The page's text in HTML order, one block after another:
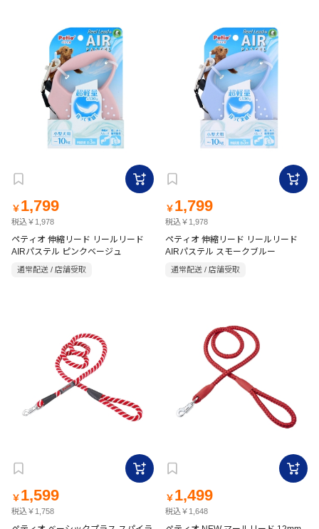
￥ 1,799
税込￥1,978
ペティオ 伸縮リード リールリード
AIRパステル ピンクベージュ
通常配送 / 店舗受取
￥ 1,799
税込￥1,978
ペティオ 伸縮リード リールリード
AIRパステル スモークブルー
通常配送 / 店舗受取
￥ 1,599
税込￥1,758
￥ 1,499
税込￥1,648